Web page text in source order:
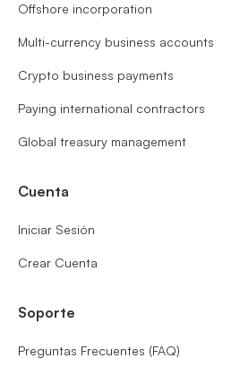
Offshore incorporation
Multi-currency business accounts
Crypto business payments
Paying international contractors
Global treasury management
Cuenta
Iniciar Sesión
Crear Cuenta
Soporte
Preguntas Frecuentes (FAQ)